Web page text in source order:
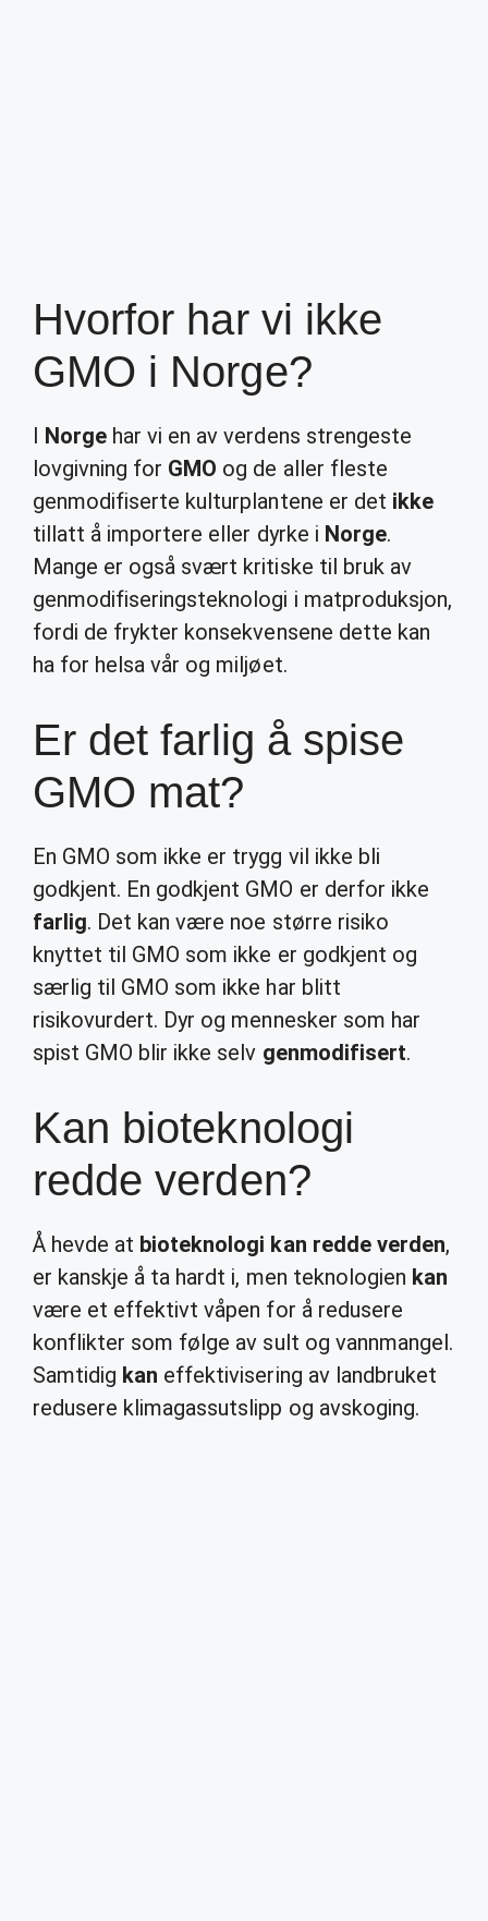
Hvorfor har vi ikke
GMO i Norge?
I Norge har vi en av verdens strengeste
lovgivning for GMO og de aller fleste
genmodifiserte kulturplantene er det ikke
tillatt å importere eller dyrke i Norge.
Mange er også svært kritiske til bruk av
genmodifiseringsteknologi i matproduksjon,
fordi de frykter konsekvensene dette kan
ha for helsa vår og miljøet.
Er det farlig å spise
GMO mat?
En GMO som ikke er trygg vil ikke bli
godkjent. En godkjent GMO er derfor ikke
farlig. Det kan være noe større risiko
knyttet til GMO som ikke er godkjent og
særlig til GMO som ikke har blitt
risikovurdert. Dyr og mennesker som har
spist GMO blir ikke selv genmodifisert.
Kan bioteknologi
redde verden?
Å hevde at bioteknologi kan redde verden,
er kanskje å ta hardt i, men teknologien kan
være et effektivt våpen for å redusere
konflikter som følge av sult og vannmangel.
Samtidig kan effektivisering av landbruket
redusere klimagassutslipp og avskoging.